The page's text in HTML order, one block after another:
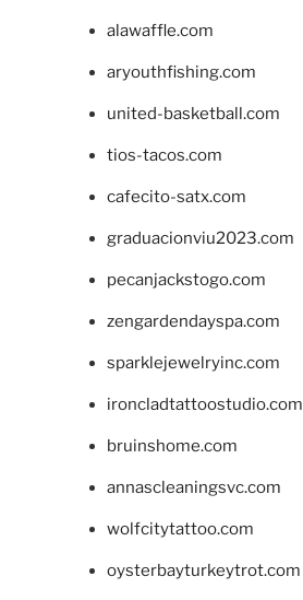
alawaffle.com
aryouthfishing.com
united-basketball.com
tios-tacos.com
cafecito-satx.com
graduacionviu2023.com
pecanjackstogo.com
zengardendayspa.com
sparklejewelryinc.com
ironcladtattoostudio.com
bruinshome.com
annascleaningsvc.com
wolfcitytattoo.com
oysterbayturkeytrot.com